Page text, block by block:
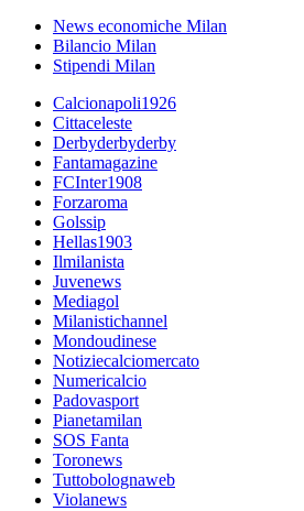
News economiche Milan
Bilancio Milan
Stipendi Milan
Calcionapoli1926
Cittaceleste
Derbyderbyderby
Fantamagazine
FCInter1908
Forzaroma
Golssip
Hellas1903
Ilmilanista
Juvenews
Mediagol
Milanistichannel
Mondoudinese
Notiziecalciomercato
Numericalcio
Padovasport
Pianetamilan
SOS Fanta
Toronews
Tuttobolognaweb
Violanews